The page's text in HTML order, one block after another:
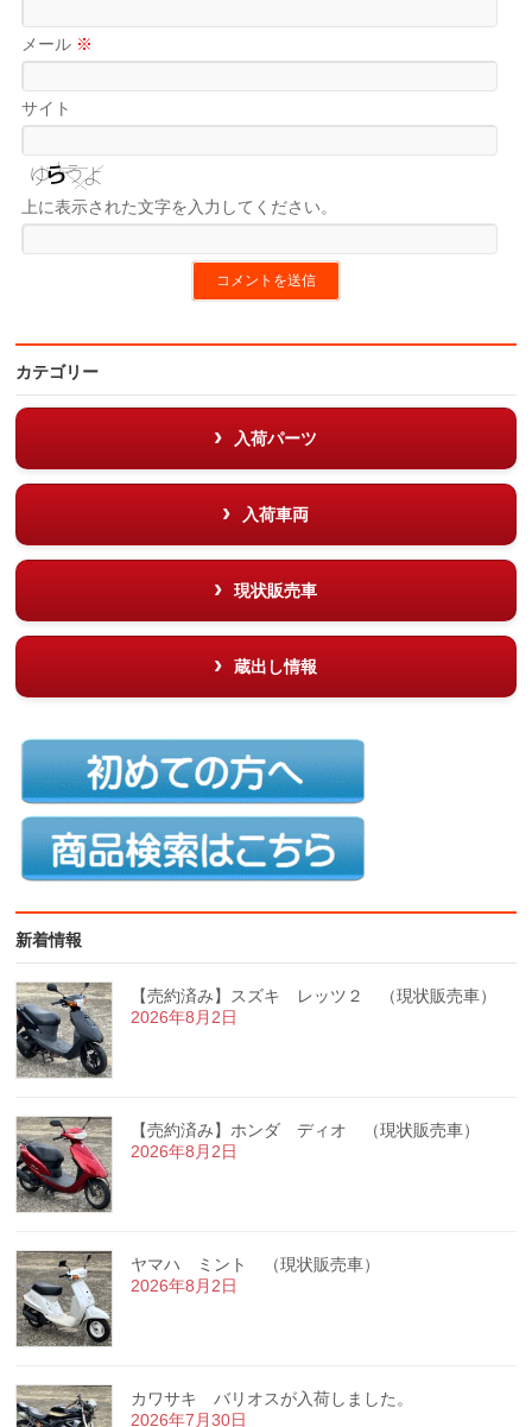
メール ※
サイト
上に表示された文字を入力してください。
カテゴリー
入荷パーツ
入荷車両
現状販売車
蔵出し情報
新着情報
【売約済み】スズキ レッツ２ （現状販売車）
2026年8月2日
【売約済み】ホンダ ディオ （現状販売車）
2026年8月2日
ヤマハ ミント （現状販売車）
2026年8月2日
カワサキ バリオスが入荷しました。
2026年7月30日